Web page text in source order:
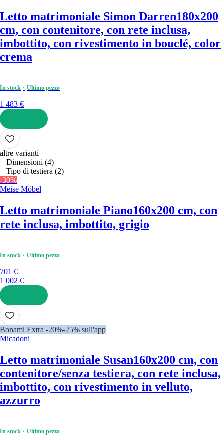
Letto matrimoniale Simon Darren180x200
cm, con contenitore, con rete inclusa,
imbottito, con rivestimento in bouclé, color
crema
In stock Ultimo pezzo
1 483 €
AGGIUNGI
altre varianti
+ Dimensioni (4)
+ Tipo di testiera (2)
-30%
Meise Möbel
Letto matrimoniale Piano160x200 cm, con
rete inclusa, imbottito, grigio
In stock Ultimo pezzo
701 €
1 002 €
AGGIUNGI
Bonami Extra -20%-25% sull'app
Micadoni
Letto matrimoniale Susan160x200 cm, con
contenitore/senza testiera, con rete inclusa,
imbottito, con rivestimento in velluto,
azzurro
In stock Ultimo pezzo